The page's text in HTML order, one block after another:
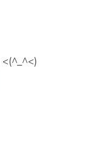
<(^_^<)